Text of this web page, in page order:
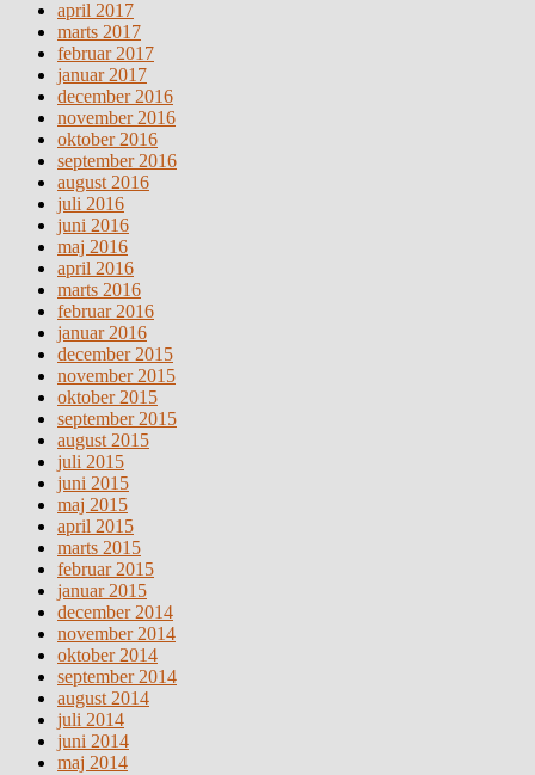
april 2017
marts 2017
februar 2017
januar 2017
december 2016
november 2016
oktober 2016
september 2016
august 2016
juli 2016
juni 2016
maj 2016
april 2016
marts 2016
februar 2016
januar 2016
december 2015
november 2015
oktober 2015
september 2015
august 2015
juli 2015
juni 2015
maj 2015
april 2015
marts 2015
februar 2015
januar 2015
december 2014
november 2014
oktober 2014
september 2014
august 2014
juli 2014
juni 2014
maj 2014